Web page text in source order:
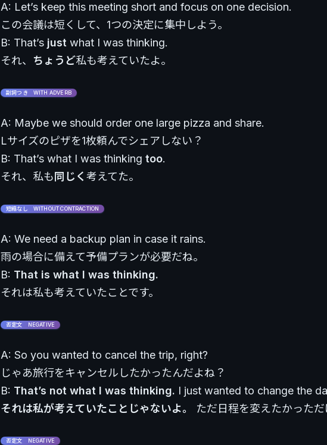
A: Let’s keep this meeting short and focus on one decision.
この会議は短くして、1つの決定に集中しよう。
B: That’s just what I was thinking.
それ、 ちょうど私も考えていたよ。
副詞つき WITH ADVERB
A: Maybe we should order one large pizza and share.
Lサイズのピザを1枚頼んでシェアしない？
B: That’s what I was thinking too.
それ、私も 同じく考えてた。
短縮なし WITHOUT CONTRACTION
A: We need a backup plan in case it rains.
雨の場合に備えて予備プランが必要だね。
B: That is what I was thinking.
それは私も考えていたことです。
否定文 NEGATIVE
A: So you wanted to cancel the trip, right?
じゃあ旅行をキャンセルしたかったんだよね？
B: That’s not what I was thinking. I just wanted to change the
それは私が考えていたことじゃないよ。
ただ日程を変えたかっただ
否定文 NEGATIVE